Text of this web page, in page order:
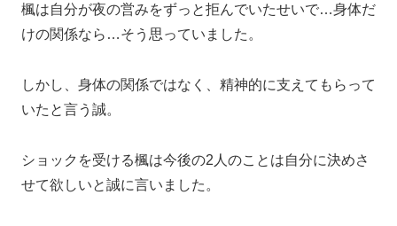
楓は自分が夜の営みをずっと拒んでいたせいで…身体だ
けの関係なら…そう思っていました。
しかし、身体の関係ではなく、精神的に支えてもらって
いたと言う誠。
ショックを受ける楓は今後の2人のことは自分に決めさ
せて欲しいと誠に言いました。